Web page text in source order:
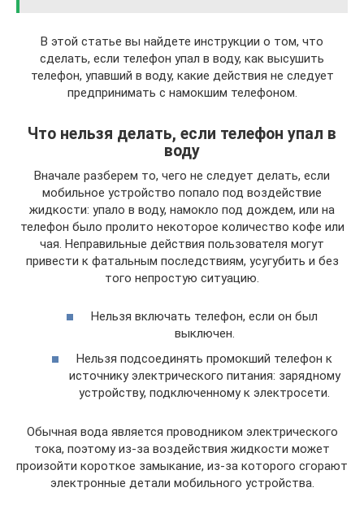
В этой статье вы найдете инструкции о том, что
сделать, если телефон упал в воду, как высушить
телефон, упавший в воду, какие действия не следует
предпринимать с намокшим телефоном.
Что нельзя делать, если телефон упал в
воду
Вначале разберем то, чего не следует делать, если
мобильное устройство попало под воздействие
жидкости: упало в воду, намокло под дождем, или на
телефон было пролито некоторое количество кофе или
чая. Неправильные действия пользователя могут
привести к фатальным последствиям, усугубить и без
того непростую ситуацию.
Нельзя включать телефон, если он был
выключен.
Нельзя подсоединять промокший телефон к
источнику электрического питания: зарядному
устройству, подключенному к электросети.
Обычная вода является проводником электрического
тока, поэтому из-за воздействия жидкости может
произойти короткое замыкание, из-за которого сгорают
электронные детали мобильного устройства.